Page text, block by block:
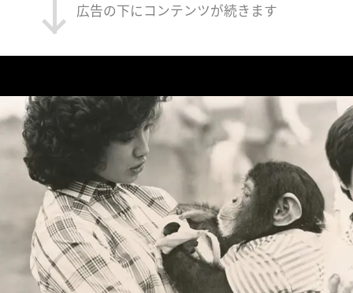
広告の下にコンテンツが続きます